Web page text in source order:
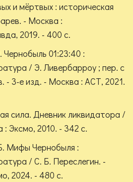
и мёртвых : историческая
- Москва :
2019. - 400 с.
01:23:40 :
/ Э. Ливербарроу ; пер. с
- 3-е изд. - Москва : АСТ, 2021.
сила. Дневник ликвидатора /
Эксмо, 2010. - 342 с.
Мифы Чернобыля :
/ С. Б. Переслегин. -
2024. - 480 с.